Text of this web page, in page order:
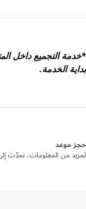
بداية الخدمة.
حجز موعد
لمزيد من المعلومات، تحدّث